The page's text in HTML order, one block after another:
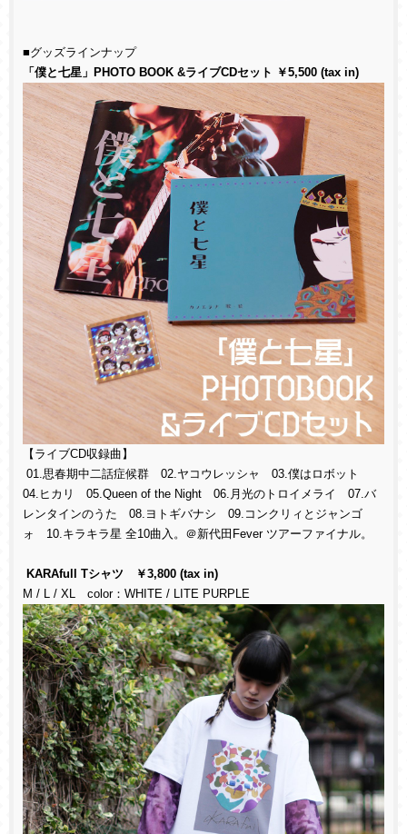
■グッズラインナップ
「僕と七星」PHOTO BOOK &ライブCDセット ￥5,500 (tax in)
【ライブCD収録曲】
01.思春期中二話症候群 02.ヤコウレッシャ 03.僕はロボット
04.ヒカリ 05.Queen of the Night 06.月光のトロイメライ 07.バ
レンタインのうた 08.ヨトギバナシ 09.コンクリィとジャンゴ
ォ 10.キラキラ星 全10曲入。＠新代田Fever ツアーファイナル。
KARAfull Tシャツ ￥3,800 (tax in)
M / L / XL color：WHITE / LITE PURPLE